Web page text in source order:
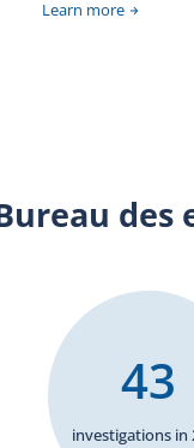
Learn more
investigations in
43